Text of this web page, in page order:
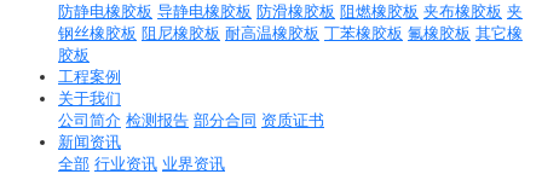
防静电橡胶板 导静电橡胶板 防滑橡胶板 阻燃橡胶板 夹布橡胶板 夹
钢丝橡胶板 阻尼橡胶板 耐高温橡胶板 丁苯橡胶板 氟橡胶板 其它橡
胶板
工程案例
关于我们
公司简介 检测报告 部分合同 资质证书
新闻资讯
全部 行业资讯 业界资讯